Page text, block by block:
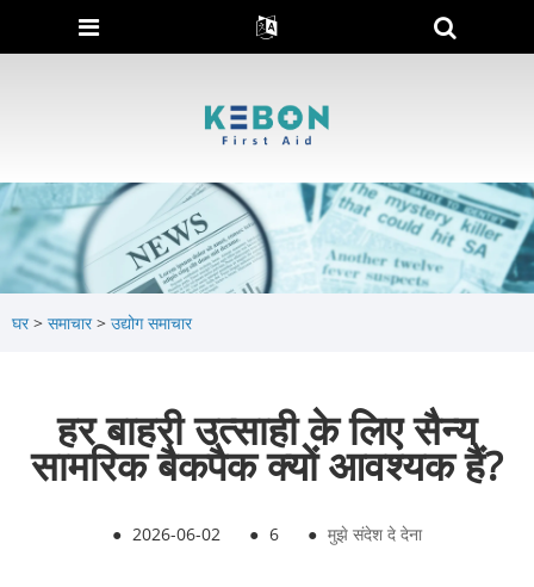
घर > समाचार> उद्योग समाचार
हर बाहरी उत्साही के लिए सैन्य
सामरिक बैकपैक क्यों आवश्यक हैं?
● 2026-06-02 ● 6 ● मुझे संदेश दे देना